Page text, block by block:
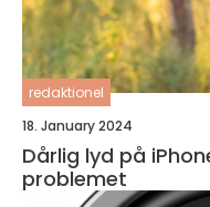
redaktionel
18. January 2024
Dårlig lyd på
problemet